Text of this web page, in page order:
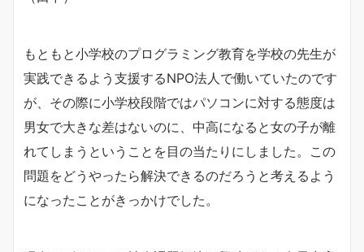
もともと小学校のプログラミング教育を学校の先生が
実践できるよう支援するNPO法人で働いていたのです
が、その際に小学校段階ではパソコンに対する態度は
男女で大きな差はないのに、中高になると女の子が離
れてしまうということを目の当たりにしました。この
問題をどうやったら解決できるのだろうと考えるよう
になったことがきっかけでした。